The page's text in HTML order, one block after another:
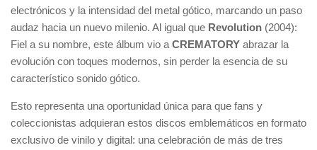
electrónicos y la intensidad del metal gótico, marcando un paso
audaz hacia un nuevo milenio. Al igual que Revolution (2004):
Fiel a su nombre, este álbum vio a CREMATORY abrazar la
evolución con toques modernos, sin perder la esencia de su
característico sonido gótico.
Esto representa una oportunidad única para que fans y
coleccionistas adquieran estos discos emblemáticos en formato
exclusivo de vinilo y digital: una celebración de más de tres